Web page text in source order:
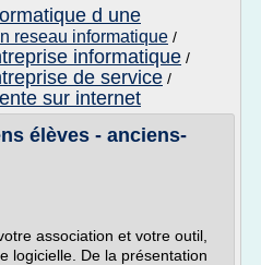
d une
reseau informatique /
informatique /
de service /
sur internet
élèves - anciens-
association et votre outil,
logicielle. De la présentation